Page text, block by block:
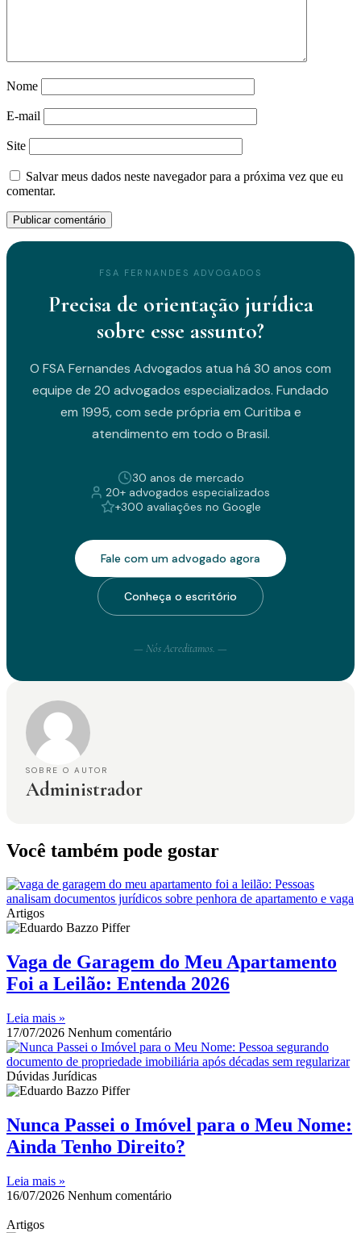
Nome
E-mail
Site
Salvar meus dados neste navegador para a próxima vez que eu
comentar.
FSA FERNANDES ADVOGADOS
Precisa de orientação jurídica
sobre esse assunto?
O FSA Fernandes Advogados atua há 30 anos com
equipe de 20 advogados especializados. Fundado
em 1995, com sede própria em Curitiba e
atendimento em todo o Brasil.
30 anos de mercado
20+ advogados especializados
+300 avaliações no Google
Fale com um advogado agora
Conheça o escritório
— Nós Acreditamos. —
SOBRE O AUTOR
Administrador
Você também pode gostar
Artigos
Vaga de Garagem do Meu Apartamento
Foi a Leilão: Entenda 2026
Leia mais »
17/07/2026 Nenhum comentário
Dúvidas Jurídicas
Nunca Passei o Imóvel para o Meu Nome:
Ainda Tenho Direito?
Leia mais »
16/07/2026 Nenhum comentário
Artigos